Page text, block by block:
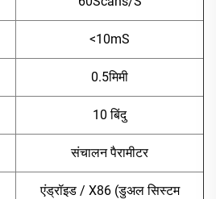
<10mS
0.5मिमी
10 बिंदु
संचालन पैरामीटर
एंड्रॉइड / X86 (डुअल सिस्टम